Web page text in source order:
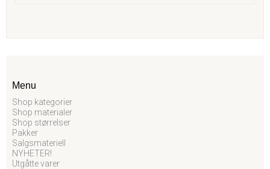
Menu
Shop kategorier
Shop materialer
Shop størrelser
Pakker
Salgsmateriell
NYHETER!
Utgåtte varer